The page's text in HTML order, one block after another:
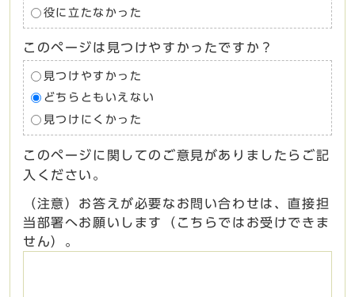
役に立たなかった
このページは見つけやすかったですか？
見つけやすかった
どちらともいえない
見つけにくかった
このページに関してのご意見がありましたらご記
入ください。
（注意）お答えが必要なお問い合わせは、直接担
当部署へお願いします（こちらではお受けできま
せん）。